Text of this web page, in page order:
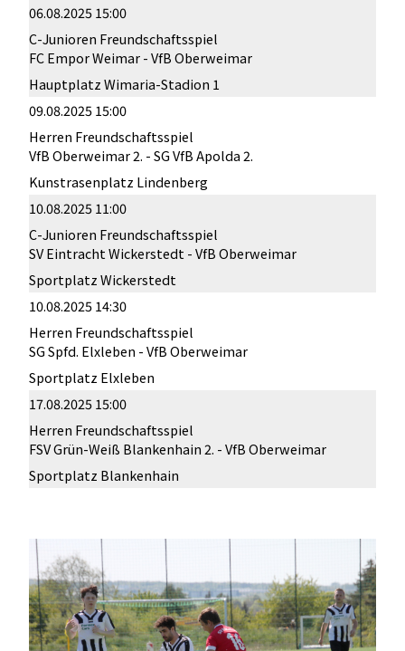
06.08.2025 15:00
C-Junioren Freundschaftsspiel
FC Empor Weimar - VfB Oberweimar
Hauptplatz Wimaria-Stadion 1
09.08.2025 15:00
Herren Freundschaftsspiel
VfB Oberweimar 2. - SG VfB Apolda 2.
Kunstrasenplatz Lindenberg
10.08.2025 11:00
C-Junioren Freundschaftsspiel
SV Eintracht Wickerstedt - VfB Oberweimar
Sportplatz Wickerstedt
10.08.2025 14:30
Herren Freundschaftsspiel
SG Spfd. Elxleben - VfB Oberweimar
Sportplatz Elxleben
17.08.2025 15:00
Herren Freundschaftsspiel
FSV Grün-Weiß Blankenhain 2. - VfB Oberweimar
Sportplatz Blankenhain